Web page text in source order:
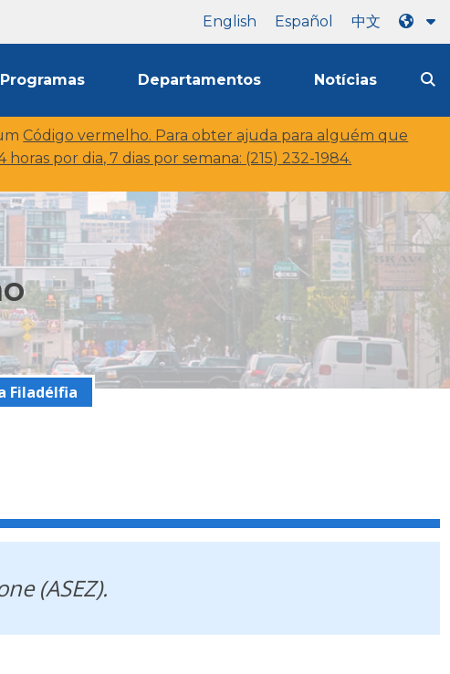
English Español 中文
Programas Departamentos Notícias
Código vermelho. Para obter ajuda para alguém que
por dia, 7 dias por semana: (215) 232-1984.
Filadélfia
(ASEZ).